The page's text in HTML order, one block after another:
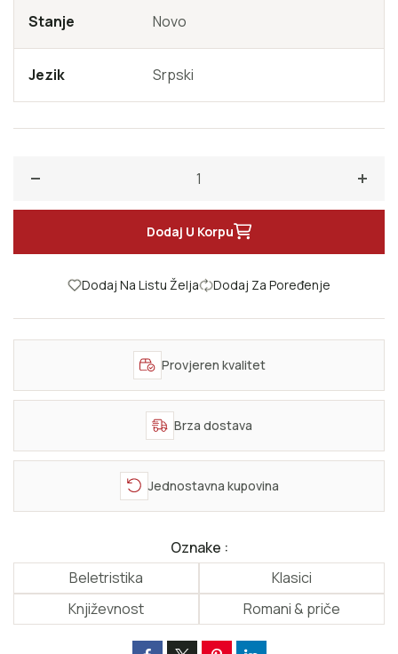
Stanje Novo
Jezik Srpski
Smanji količinu za Tihi Don-drugi deo
Dodaj U Korpu
Dodaj Na Listu Želja Dodaj Za Poređenje
Provjeren kvalitet
Brza dostava
Jednostavna kupovina
Oznake :
Beletristika
Klasici
Književnost
Romani & priče